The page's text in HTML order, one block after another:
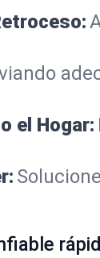
el Hogar: